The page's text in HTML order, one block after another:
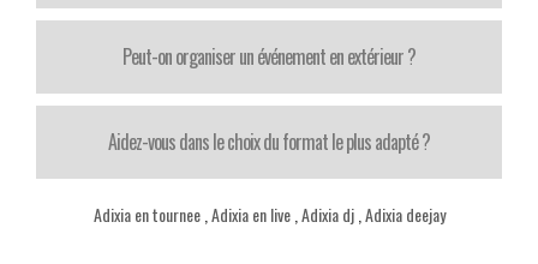
Peut-on organiser un événement en extérieur ?
Aidez-vous dans le choix du format le plus adapté ?
Adixia en tournee, Adixia en live, Adixia dj, Adixia deejay